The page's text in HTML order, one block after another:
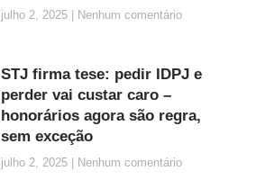
julho 2, 2025 Nenhum comentário
STJ firma tese: pedir IDPJ e
perder vai custar caro –
honorários agora são regra,
sem exceção
julho 2, 2025 Nenhum comentário